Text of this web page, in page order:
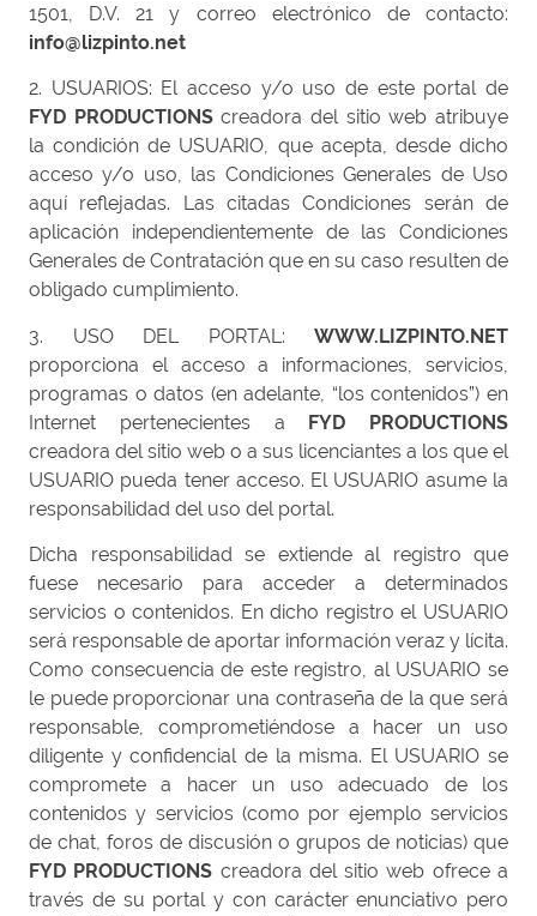
1501, D.V. 21 y correo electrónico de contacto:
info@lizpinto.net
2. USUARIOS: El acceso y/o uso de este portal de
FYD PRODUCTIONScreadora del sitio web atribuye
la condición de USUARIO, que acepta, desde dicho
acceso y/o uso, las Condiciones Generales de Uso
aquí reflejadas. Las citadas Condiciones serán de
aplicación independientemente de las Condiciones
Generales de Contratación que en su caso resulten de
obligado cumplimiento.
3. USO DEL PORTAL: WWW.LIZPINTO.NET
proporciona el acceso a informaciones, servicios,
programas o datos (en adelante, “los contenidos”) en
Internet pertenecientes a FYD PRODUCTIONS
creadora del sitio web o a sus licenciantes a los que el
USUARIO pueda tener acceso. El USUARIO asume la
responsabilidad del uso del portal.
Dicha responsabilidad se extiende al registro que
fuese necesario para acceder a determinados
servicios o contenidos. En dicho registro el USUARIO
será responsable de aportar información veraz y lícita.
Como consecuencia de este registro, al USUARIO se
le puede proporcionar una contraseña de la que será
responsable, comprometiéndose a hacer un uso
diligente y confidencial de la misma. El USUARIO se
compromete a hacer un uso adecuado de los
contenidos y servicios (como por ejemplo servicios
de chat, foros de discusión o grupos de noticias) que
FYD PRODUCTIONS creadora del sitio web ofrece a
través de su portal y con carácter enunciativo pero